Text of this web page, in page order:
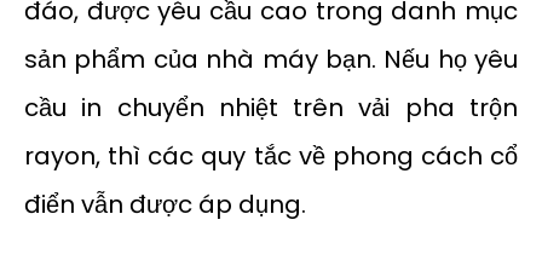
đáo, được yêu cầu cao trong danh mục
sản phẩm của nhà máy bạn. Nếu họ yêu
cầu in chuyển nhiệt trên vải pha trộn
rayon, thì các quy tắc về phong cách cổ
điển vẫn được áp dụng.